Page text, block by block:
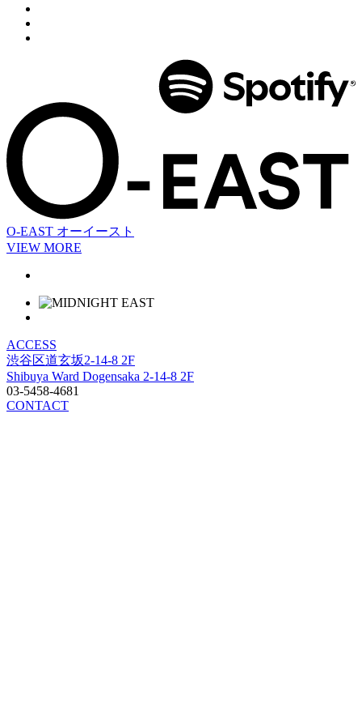
O-EAST オーイースト
VIEW MORE
ACCESS
渋谷区道玄坂2-14-8 2F
Shibuya Ward Dogensaka 2-14-8 2F
03-5458-4681
CONTACT